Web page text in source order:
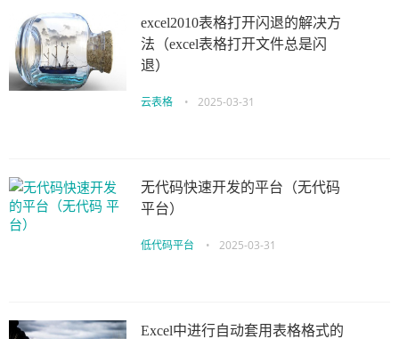
excel2010表格打开闪退的解决方
法（excel表格打开文件总是闪
退）
云表格 • 2025-03-31
无代码快速开发的平台（无代码
平台）
低代码平台 • 2025-03-31
Excel中进行自动套用表格格式的